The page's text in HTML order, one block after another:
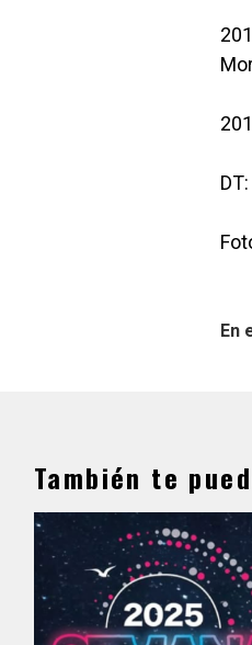
En
También te